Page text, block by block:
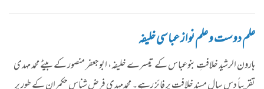
علم دوست و علم نواز عباسی خلیفہ
ہارون الرشید خلافتِ بنوعباس کے تیسرے خلیفہ، ابوجعفر منصور کے بیٹے محمد مہدی